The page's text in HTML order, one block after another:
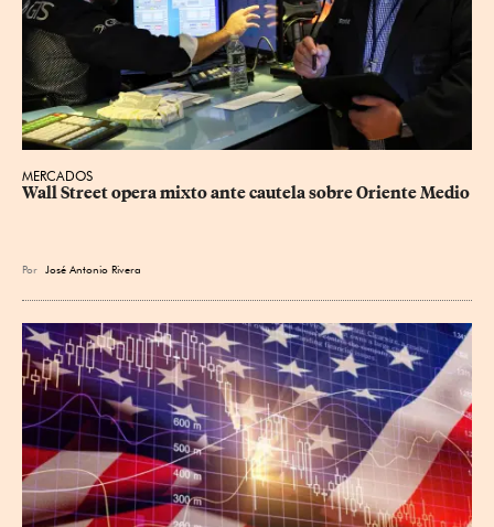
MERCADOS
Wall Street opera mixto ante cautela sobre Oriente Medio
Por José Antonio Rivera